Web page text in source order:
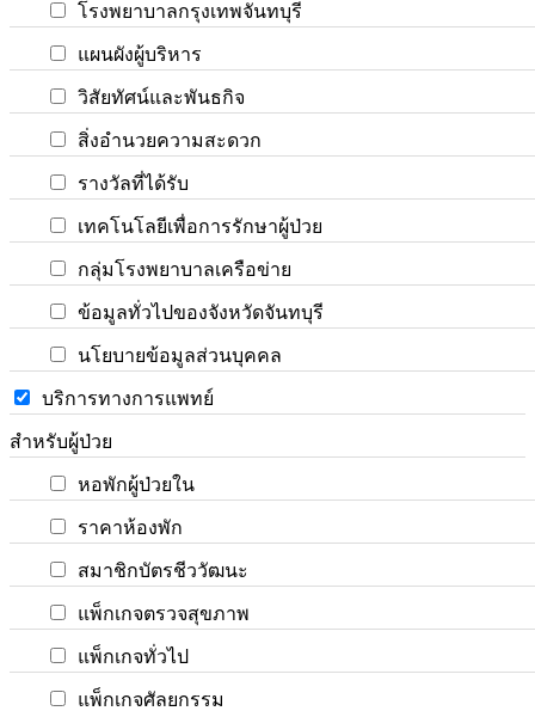
โรงพยาบาลกรุงเทพจันทบุรี
แผนผังผู้บริหาร
วิสัยทัศน์และพันธกิจ
สิ่งอำนวยความสะดวก
รางวัลที่ได้รับ
เทคโนโลยีเพื่อการรักษาผู้ป่วย
กลุ่มโรงพยาบาลเครือข่าย
ข้อมูลทั่วไปของจังหวัดจันทบุรี
นโยบายข้อมูลส่วนบุคคล
บริการทางการแพทย์
สำหรับผู้ป่วย
หอพักผู้ป่วยใน
ราคาห้องพัก
สมาชิกบัตรชีววัฒนะ
แพ็กเกจตรวจสุขภาพ
แพ็กเกจทั่วไป
แพ็กเกจศัลยกรรม